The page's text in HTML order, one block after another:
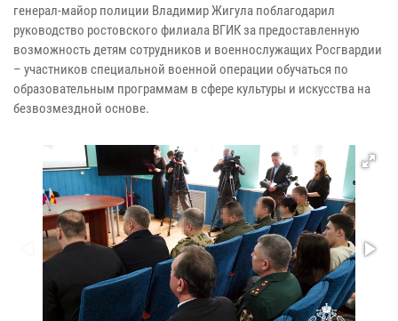
генерал-майор полиции Владимир Жигула поблагодарил
руководство ростовского филиала ВГИК за предоставленную
возможность детям сотрудников и военнослужащих Росгвардии
– участников специальной военной операции обучаться по
образовательным программам в сфере культуры и искусства на
безвозмездной основе.